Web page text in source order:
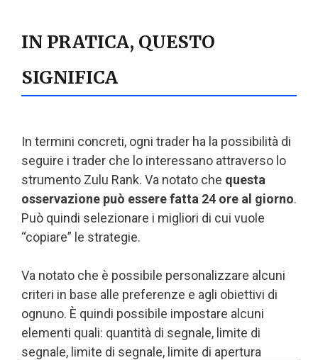
IN PRATICA, QUESTO
SIGNIFICA
In termini concreti, ogni trader ha la possibilità di
seguire i trader che lo interessano attraverso lo
strumento Zulu Rank. Va notato che questa
osservazione può essere fatta 24 ore al giorno.
Può quindi selezionare i migliori di cui vuole
“copiare” le strategie.
Va notato che è possibile personalizzare alcuni
criteri in base alle preferenze e agli obiettivi di
ognuno. È quindi possibile impostare alcuni
elementi quali: quantità di segnale, limite di
segnale, limite di segnale, limite di apertura